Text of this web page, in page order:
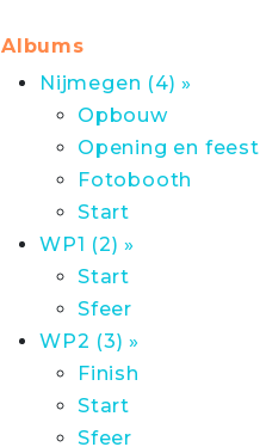
Albums
Nijmegen (4) »
Opbouw
Opening en feest
Fotobooth
Start
WP1 (2) »
Start
Sfeer
WP2 (3) »
Finish
Start
Sfeer